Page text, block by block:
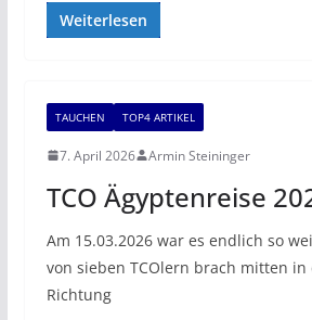
Weiterlesen
TAUCHEN TOP4 ARTIKEL
7. April 2026 Armin Steininger
TCO Ägyptenreise
Am 15.03.2026 war es endlich so
von sieben TCOlern brach mitten
Richtung